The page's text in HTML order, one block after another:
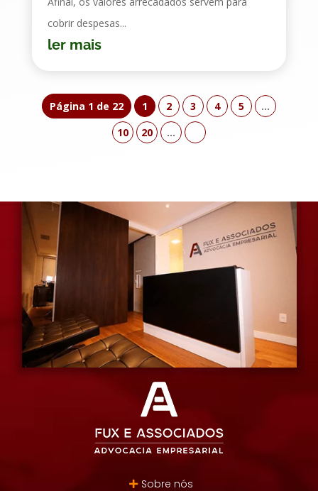
cobrir despesas...
ler mais
Página 1 de 22 1 2 3 4 5
...
10
20 ...
Sobre nós